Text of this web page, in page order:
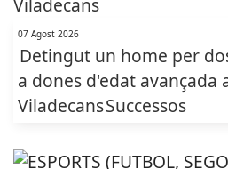
07 Agost 2026
Detingut un home per
a dones d'edat avançada
ViladecansSuccessos